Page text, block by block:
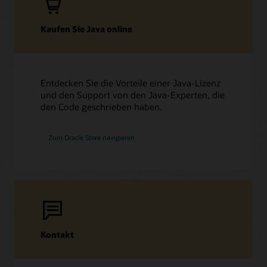
Kaufen Sie Java online
Entdecken Sie die Vorteile einer Java-Lizenz
und den Support von den Java-Experten, die
den Code geschrieben haben.
Zum Oracle Store navigieren
Kontakt